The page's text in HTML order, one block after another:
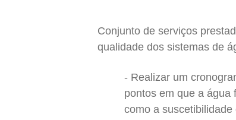
Conjunto de serviços
qualidade dos sistemas de
Realizar um
pontos em que a água
como a